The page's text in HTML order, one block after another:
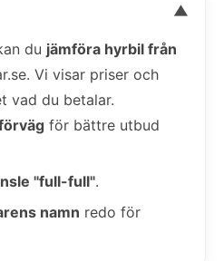
▼
du jämföra hyrbil från
Vi visar priser och
vad du betalar.
för bättre utbud
"full-full".
namn redo för